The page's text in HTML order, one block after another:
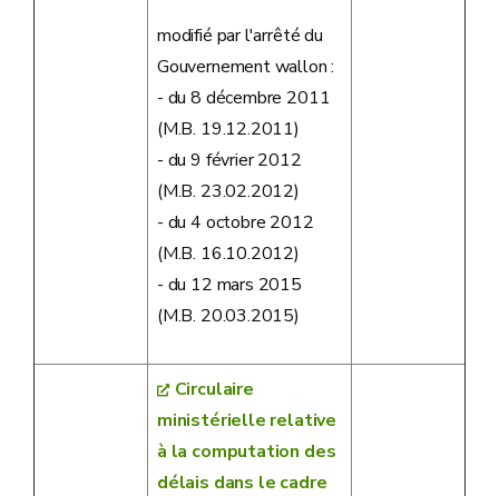
modifié par l'arrêté du
Gouvernement wallon :
- du 8 décembre 2011
(M.B. 19.12.2011)
- du 9 février 2012
(M.B. 23.02.2012)
- du 4 octobre 2012
(M.B. 16.10.2012)
- du 12 mars 2015
(M.B. 20.03.2015)
Circulaire
ministérielle relative
à la computation des
délais dans le cadre